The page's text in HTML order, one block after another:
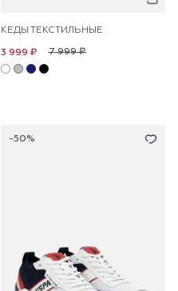
КЕДЫ ТЕКСТИЛЬНЫЕ
7 999 ₽
3 999 ₽
-50%